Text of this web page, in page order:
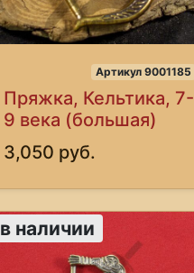
Артикул 9001185
Пряжка, Кельтика, 7-
9 века (большая)
3,050 руб.
в наличии